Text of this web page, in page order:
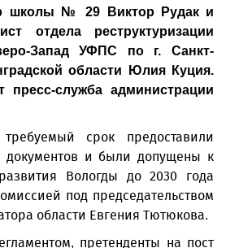
школы № 29 Виктор Рудак и
отдела реструктуризации
Запад УФПС по г. Санкт-
области Юлия Куция.
служба администрации
срок предоставили
документов и были допущены к
Вологды до 2030 года
под председательством
области Евгения Тютюкова.
претенденты на пост